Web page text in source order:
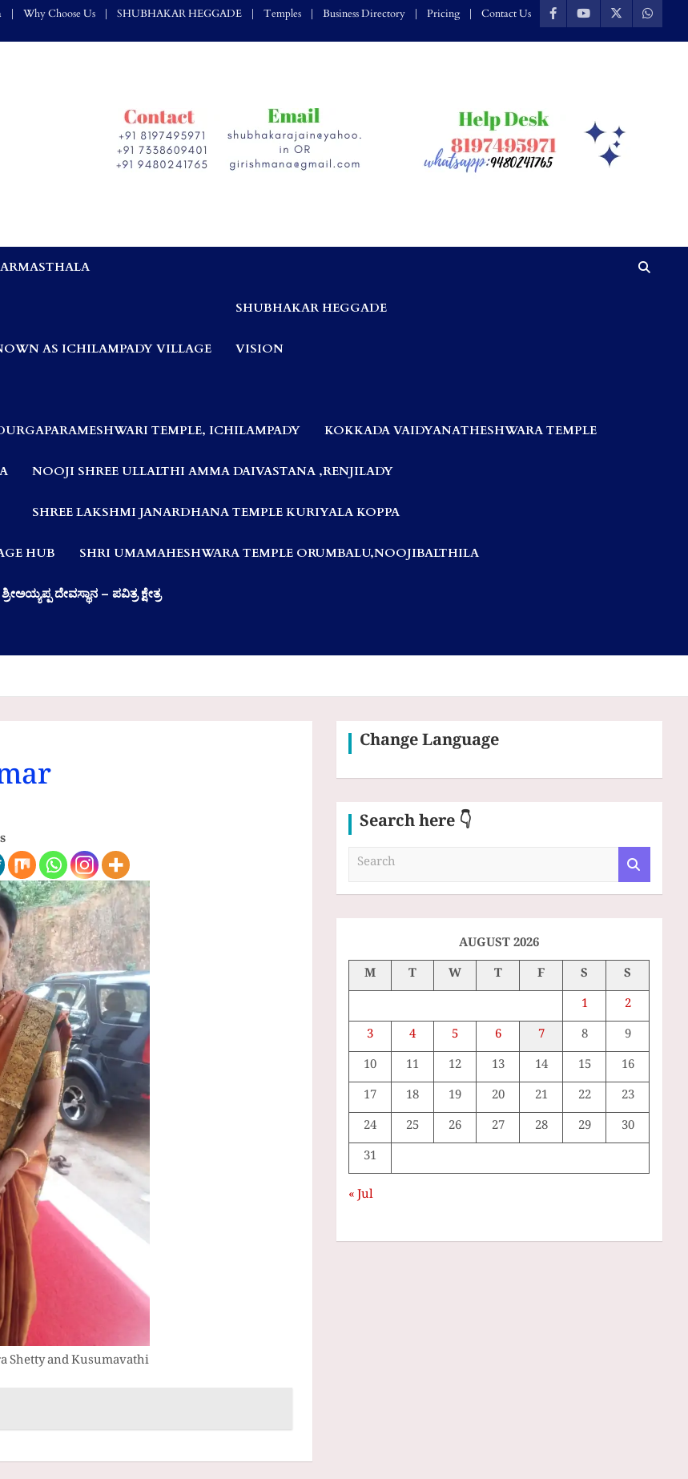
Why Choose Us SHUBHAKAR HEGGADE Temples Business Directory Pricing Contact Us
AS ICHILAMPADY VILLAGE
SHUBHAKAR HEGGADE
VISION
TEMPLE, ICHILAMPADY KOKKADA VAIDYANATHESHWARA TEMPLE
NOOJI SHREE ULLALTHI AMMA DAIVASTANA ,RENJILADY
SHREE LAKSHMI JANARDHANA TEMPLE KURIYALA KOPPA
HUB SHRI UMAMAHESHWARA TEMPLE ORUMBALU,NOOJIBALTHILA
ದೇವಸ್ಥಾನ – ಪವಿತ್ರ ಕ್ಷೇತ್ರ
Shetty and Kusumavathi
Change Language
Search here 👇
a
AUGUST 2026
M
T W T F S
S
1
2
3
4 5 6 7 8
9
10
11 12 13 14 15
16
17
18 19 20 21 22
23
24
25 26 27 28 29
30
31
« Jul